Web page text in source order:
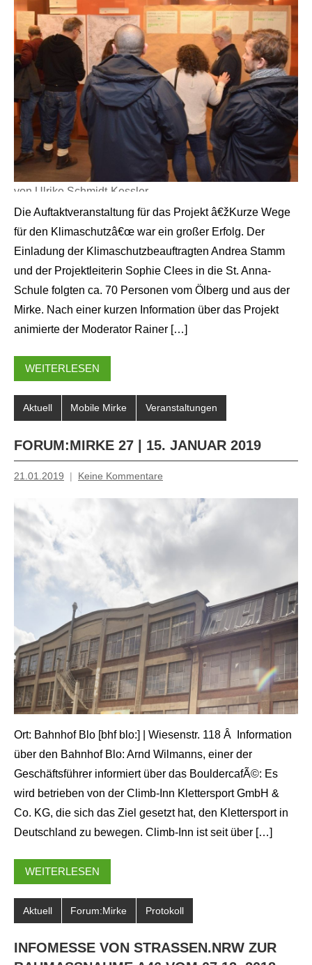
von Ulrike Schmidt-Kessler
Die Auftaktveranstaltung für das Projekt â€žKurze Wege
für den Klimaschutzâ€œ war ein großer Erfolg. Der
Einladung der Klimaschutzbeauftragten Andrea Stamm
und der Projektleiterin Sophie Clees in die St. Anna-
Schule folgten ca. 70 Personen vom Ölberg und aus der
Mirke. Nach einer kurzen Information über das Projekt
animierte der Moderator Rainer […]
WEITERLESEN
Aktuell Mobile Mirke Veranstaltungen
FORUM:MIRKE 27 | 15. JANUAR 2019
21.01.2019
Inge
Keine Kommentare
Ort: Bahnhof Blo [bhf blo:] | Wiesenstr. 118 Â Information
über den Bahnhof Blo: Arnd Wilmanns, einer der
Geschäftsführer informiert über das BouldercafÃ©: Es
wird betrieben von der Climb-Inn Klettersport GmbH &
Co. KG, die sich das Ziel gesetzt hat, den Klettersport in
Deutschland zu bewegen. Climb-Inn ist seit über […]
WEITERLESEN
Aktuell Forum:Mirke Protokoll
INFOMESSE VON STRASSEN.NRW ZUR B